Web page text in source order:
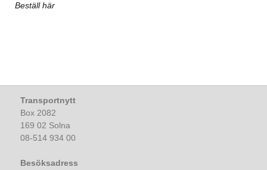
Beställ här
Transportnytt
Box 2082
169 02 Solna
08-514 934 00
Besöksadress